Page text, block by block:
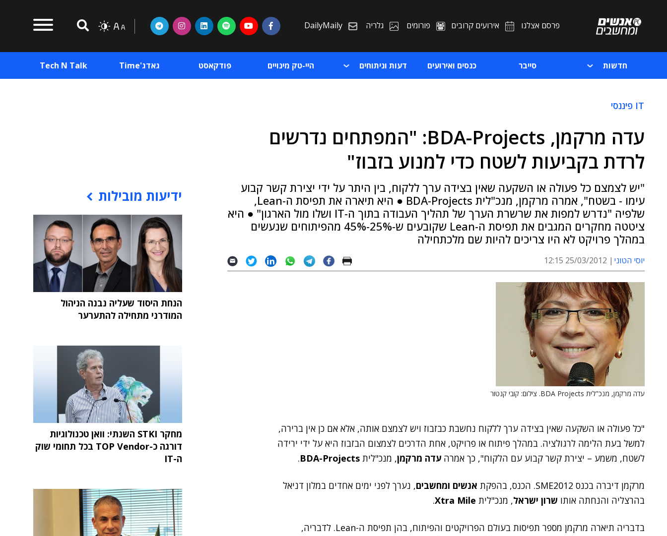
פרסם אצלנו אירועים קרובים פורומים גלריה DailyMaily
חדשות סייבר כנסים ואירועים דעות וניתוחים היי-טק מינויים פודקאסט גאדג'Time Tech N Talk
IT פיננסי
עדה מרקמן, BDA-Projects: "המפתחים נדרשים
לרדת בקביעות לשטח כדי למנוע בזבוז"
"יש לצמצם כל פעולה או השקעה שאין בצידה ערך ללקוח, בין היתר על ידי יצירת קשר קבוע
עימו - בשטח", אמרה מרקמן, מנכ"לית BDA-Projects ● היא תיארה את תפיסת ה-Lean,
שלפיה "נדרש למפות את שרשרת הערך של תהליך העבודה בתוך ה-IT ושלו מול הארגון" ● היא
ציטטה מחקרים המגבים את תפיסת ה-Lean שקובעים ש-25%-45% מהפיתוחים שנעשים
במהלך פרויקט לא היו צריכים להיות שם מלכתחילה
יוסי הטוני 25/03/2012 12:15
עדה מרקמן, מנכ"לית BDA Projects. צילום: קובי קנטור
"כל פעולה או השקעה שאין בצידה ערך ללקוח נחשבת כבזבוז ויש לצמצם אותה, אלא אם כן אין ברירה,
למשל בעת הלימה לרגולציה. במהלך פיתוח או פרויקט, אחת הדרכים לצמצום הבזבוז היא על ידי ירידה
לשטח, משמע – יצירת קשר קבוע עם הלקוח", כך אמרה עדה מרקמן, מנכ"לית BDA-Projects
.
מרקמן דיברה בכנס SME2012. הכנס, בהפקת אנשים ומחשבים, נערך לפני ימים אחדים במלון דניאל
בהרצליה והנחתה אותו שרון ישראל, מנכ"לית Xtra Mile
.
בדבריה תיארה מרקמן מספר תפיסות בעולם הפרויקטים והפיתוח, בהן תפיסת ה-Lean. לדבריה,
ידיעות מובילות
הנחת היסוד שעליה נבנה הניהול
המודרני מתחילה להתערער
מחקר STKI השנתי: וואן טכנולוגיות
דורגה כ-TOP Vendor בכל תחומי שוק
ה-IT